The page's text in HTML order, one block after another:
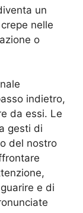
un
nelle
o
indietro,
da essi. Le
gesti di
del nostro
e di